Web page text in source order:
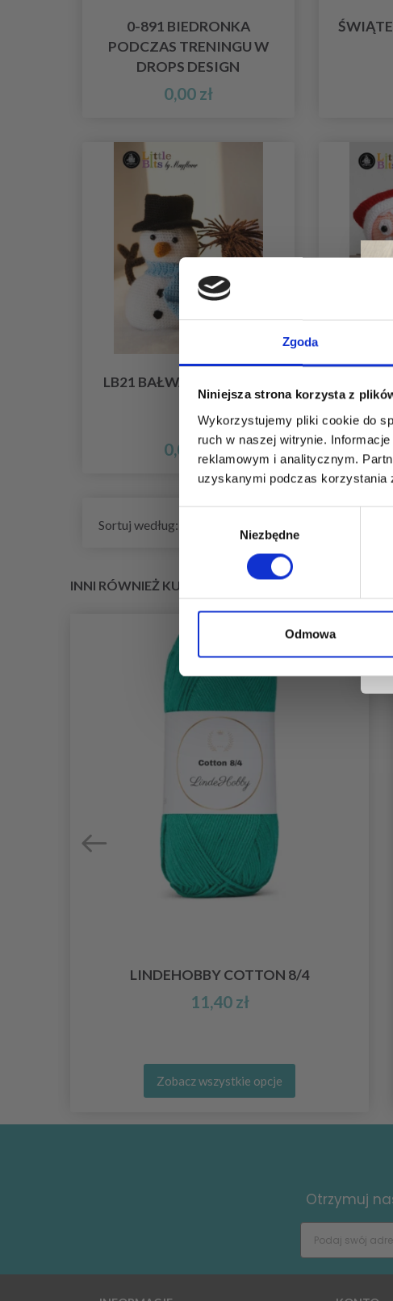
Zgoda
Niniejsza strona korzysta z
Wykorzystujemy pliki cookie do
ruch w naszej witrynie.
reklamowym i analitycznym.
uzyskanymi podczas korzystania
Niezbędne
Odmowa
0-891 BIEDRONKA
PODCZAS TRENINGU W
DROPS DESIGN
0,00 zł
LB21 BAŁWANY SZYMON
0,00 zł
Sortuj według:
INNI RÓWNIEŻ KUPILI
LINDEHOBBY COTTON 8/4
11,40 zł
Zobacz wszystkie opcje
Otrzymuj